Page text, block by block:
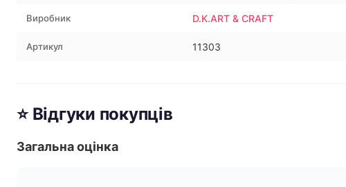
Виробник D.K.ART & CRAFT
Артикул 11303
⭐ Відгуки покупців
Загальна оцінка